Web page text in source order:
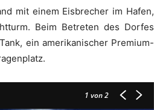
mit einem Eisbrecher im Hafen,
Beim Betreten des Dorfes
ein amerikanischer Premium-
1 von 2